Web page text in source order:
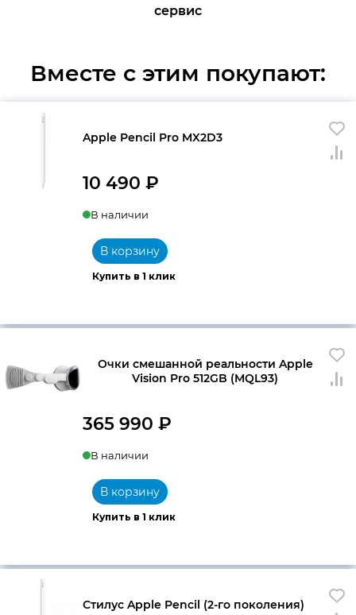
сервис
Вместе с этим покупают:
Apple Pencil Pro MX2D3
10 490 ₽
В наличии
Купить в 1 клик
В корзину
Очки смешанной реальности Apple
Vision Pro 512GB (MQL93)
365 990 ₽
В наличии
Купить в 1 клик
В корзину
Стилус Apple Pencil (2-го поколения)